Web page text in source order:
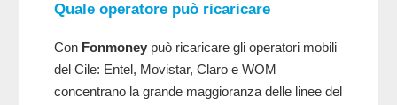
Quale operatore può ricaricare
Con Fonmoney può ricaricare gli operatori mobili
del Cile: Entel, Movistar, Claro e WOM
concentrano la grande maggioranza delle linee del